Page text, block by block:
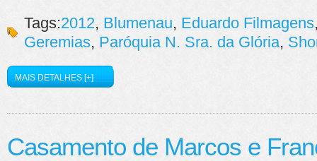
Tags:2012, Blumenau, Eduardo Filmagens
Geremias, Paróquia N. Sra. da Glória,
MAIS DETALHES [+]
Casamento de Marcos e